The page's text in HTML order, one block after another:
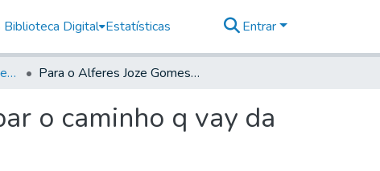
Biblioteca Digital Estatísticas Entrar
Volume 84 - Ofícios do General Martins Lopes de Saldanha (Governador da Capitania): 1782- 1786 Para o Alferes Joze Gomes de Gouveya fazer acabar o caminho q vay da Villa de Paraitinga para a de Ubatuba.
o caminho q vay da